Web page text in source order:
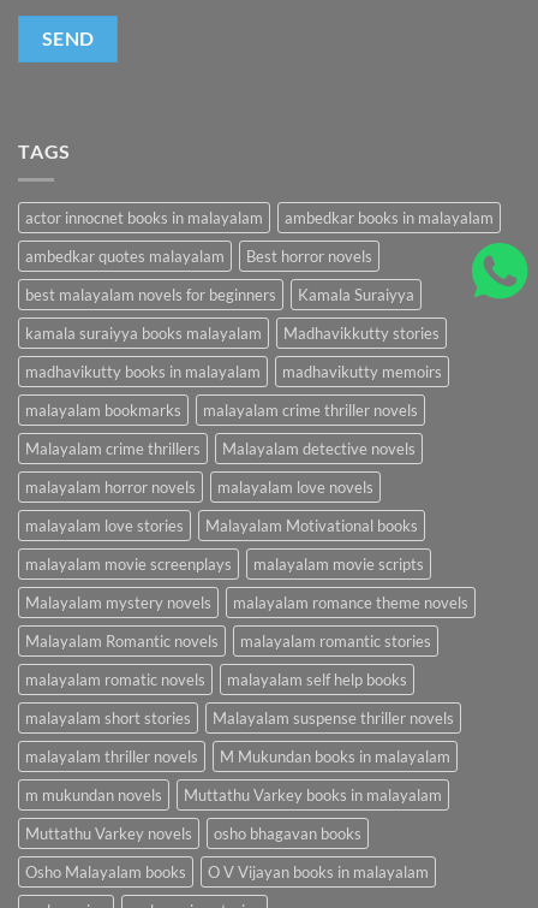
TAGS
actor innocnet books in malayalam
ambedkar books in malayalam
ambedkar quotes malayalam
Best horror novels
best malayalam novels for beginners
Kamala Suraiyya
kamala suraiyya books malayalam
Madhavikkutty stories
madhavikutty books in malayalam
madhavikutty memoirs
malayalam bookmarks
malayalam crime thriller novels
Malayalam crime thrillers
Malayalam detective novels
malayalam horror novels
malayalam love novels
malayalam love stories
Malayalam Motivational books
malayalam movie screenplays
malayalam movie scripts
Malayalam mystery novels
malayalam romance theme novels
Malayalam Romantic novels
malayalam romantic stories
malayalam romatic novels
malayalam self help books
malayalam short stories
Malayalam suspense thriller novels
malayalam thriller novels
M Mukundan books in malayalam
m mukundan novels
Muttathu Varkey books in malayalam
Muttathu Varkey novels
osho bhagavan books
Osho Malayalam books
O V Vijayan books in malayalam